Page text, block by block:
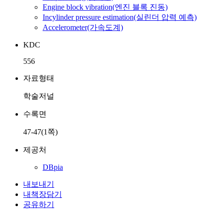
Engine block vibration(엔진 블록 진동)
Incylinder pressure estimation(실린더 압력 예측)
Accelerometer(가속도계)
KDC
556
자료형태
학술저널
수록면
47-47(1쪽)
제공처
DBpia
내보내기
내책장담기
공유하기